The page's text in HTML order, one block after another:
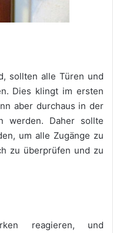
sollten alle Türen und
Dies klingt im ersten
aber durchaus in der
werden. Daher sollte
um alle Zugänge zu
zu überprüfen und zu
reagieren, und